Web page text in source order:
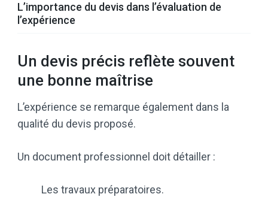
L’importance du devis dans l’évaluation de
l’expérience
Un devis précis reflète souvent
une bonne maîtrise
L’expérience se remarque également dans la
qualité du devis proposé.
Un document professionnel doit détailler :
Les travaux préparatoires.